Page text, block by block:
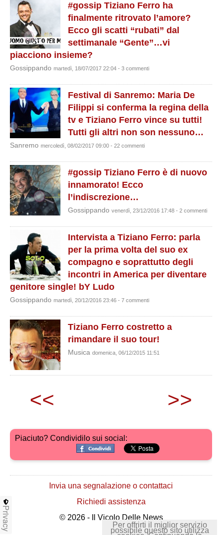
#gossip Tiziano Ferro ha
finalmente ritrovato l’amore?
Ecco gli scatti “rubati” dal
settimanale “Gente”…vi
piacciono insieme?
Gossippando martedì, 18/07/2017 22:04 - 3 commenti
Festival di Sanremo: Maria De
Filippi si conferma la regina della
tv e Tiziano Ferro vince su tutti!
Tutti gli altri non son nessuno…
Sanremo mercoledì, 08/02/2017 09:00 - 22 commenti
#gossip Tiziano Ferro è di nuovo
innamorato! Ecco
l’indiscrezione…
Gossippando venerdì, 23/12/2016 17:48 - 2 commenti
Intervista a Tiziano Ferro: parla
per la prima volta del suo ex
compagno e soprattutto degli
incontri in America per diventare
genitore single! bY Ludo
Gossippando martedì, 20/12/2016 23:46 - 7 commenti
Tiziano Ferro costretto a
rimandare il suo tour!
Musica domenica, 06/12/2015 11:51
<< >>
Piaciuto? Condividilo sui social:
Invia una segnalazione o contattaci
Richiedi assistenza
© 2026 - Il Vicolo Delle News
Per offrirti il miglior servizio
possibile questo sito utilizza
Privacy